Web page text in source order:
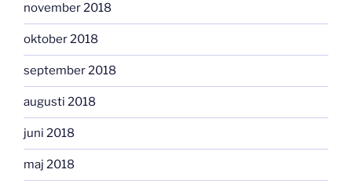
november 2018
oktober 2018
september 2018
augusti 2018
juni 2018
maj 2018